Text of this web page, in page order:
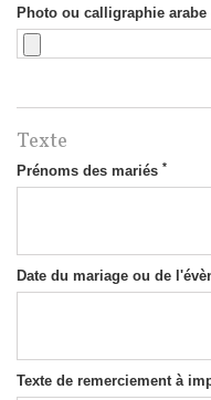
Photo ou calligraphie arabe
Texte
Prénoms des mariés *
Date du mariage ou de
Texte de remerciement à